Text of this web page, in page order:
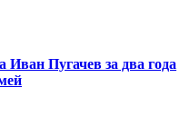
Иван Пугачев за два года